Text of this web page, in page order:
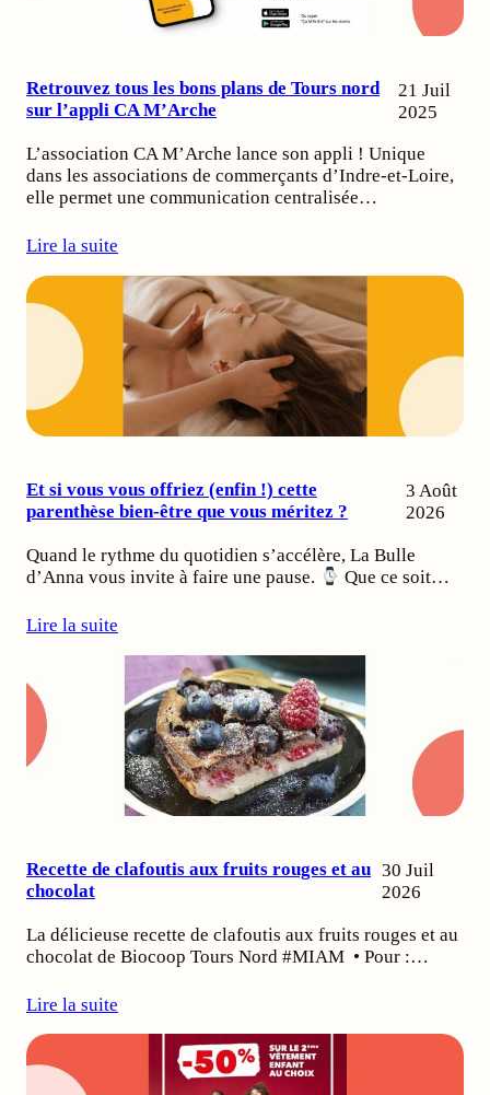
Retrouvez tous les bons plans de Tours nord
sur l’appli CA M’Arche
21 Juil
2025
L’association CA M’Arche lance son appli ! Unique
dans les associations de commerçants d’Indre-et-Loire,
elle permet une communication centralisée…
Lire la suite
Et si vous vous offriez (enfin !) cette
parenthèse bien-être que vous méritez ?
3 Août
2026
Quand le rythme du quotidien s’accélère, La Bulle
d’Anna vous invite à faire une pause.
Que ce soit…
Lire la suite
Recette de clafoutis aux fruits rouges et au
chocolat
30 Juil
2026
La délicieuse recette de clafoutis aux fruits rouges et au
chocolat de Biocoop Tours Nord #MIAM • Pour :…
Lire la suite